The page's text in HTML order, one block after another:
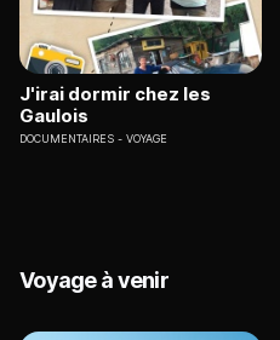
J'irai dormir chez les
Gaulois
DOCUMENTAIRES VOYAGE
Voyage à venir